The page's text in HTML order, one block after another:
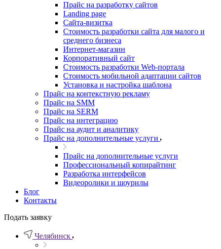
Прайс на разработку сайтов
Landing page
Cайта-визитка
Стоимость разработки сайта для малого и
среднего бизнеса
Интернет-магазин
Корпоративный сайт
Стоимость разработки Web-портала
Стоимость мобильной адаптации сайтов
Установка и настройка шаблона
Прайс на контекстную рекламу
Прайс на SMM
Прайс на SERM
Прайс на интеграцию
Прайс на аудит и аналитику
Прайс на дополнительные услуги
Прайс на дополнительные услуги
Профессиональный копирайтинг
Разработка интерфейсов
Видеоролики и шоурилы
Блог
Контакты
Подать заявку
Челябинск